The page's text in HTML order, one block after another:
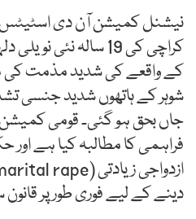
کراچی کی 19 سالہ
کے واقعے کی شدید مذمت کی
شوہر کے ہاتھوں شدید جنسی
جاں بحق ہو گئی۔ قومی
فراہمی کا مطالبہ کیا ہے اور
دینے کے لیے فوری طور پر